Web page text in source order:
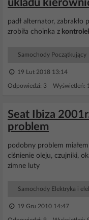
ukladu
padł alternator, zabrakło
zrobiła choinka z
Samochody Początkujący
19 Lut 2018 13:14
Odpowiedzi: 3 Wyświetleń:
Seat Ibiza
problem
podobny problem
ciśnienie oleju, czujniki,
zimne luty
Samochody Elektryka i
19 Gru 2010 14:47